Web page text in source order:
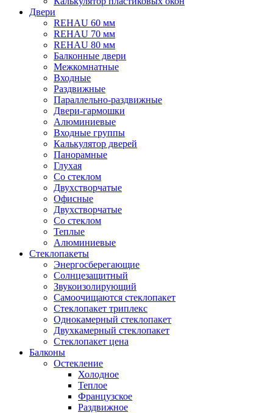
Двери
REHAU 60 мм
REHAU 70 мм
REHAU 80 мм
Балконные двери
Межкомнатные
Входные
Раздвижные
Параллельно-раздвижные
Двери-гармошки
Алюминиевые
Входные группы
Калькулятор дверей
Панорамные
Глухая
Со стеклом
Двухстворчатые
Офисные
Двухстворчатые
Со стеклом
Теплые
Алюминиевые
Стеклопакеты
Энергосберегающие
Солнцезащитный
Звукоизолирующий
Самоочищаются стеклопакет
Стеклопакет триплекс
Однокамерный стеклопакет
Двухкамерный стеклопакет
Стеклопакет цена
Балконы
Остекление
Холодное
Теплое
Французское
Раздвижное